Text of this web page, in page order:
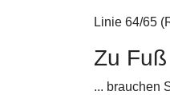
Linie 64/65
Zu
... brauchen